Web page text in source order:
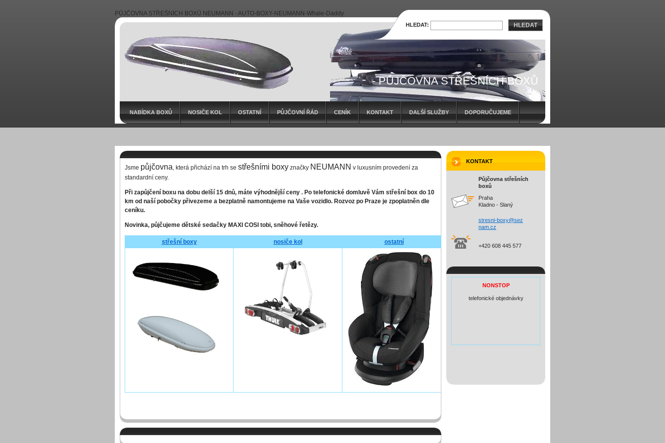
PŮJČOVNA STŘEŠNÍCH BOXŮ NEUMANN - AUTO-BOXY-NEUMANN-Whale-Daddy
- PŮJČOVNA STŘEŠNÍCH BOXŮ
- NEUMANN
NABÍDKA BOXŮ NOSIČE KOL OSTATNÍ PŮJČOVNÍ ŘÁD CENÍK KONTAKT DALŠÍ SLUŽBY DOPORUČUJEME
Jsme půjčovna, která přichází na trh se střešními boxy značky NEUMANN v luxusním provedení za
standardní ceny.
Při zapůjčení boxu na dobu delší 15 dnů, máte výhodnější ceny . Po telefonické domluvě Vám střešní box do 10
km od naší pobočky přivezeme a bezplatně namontujeme na Vaše vozidlo. Rozvoz po Praze je zpoplatněn dle
ceníku.
Novinka, půjčujeme dětské sedačky MAXI COSI tobi, sněhové řetězy.
střešní boxy nosiče kol ostatní
KONTAKT
Půjčovna střešních
boxů
Praha
Kladno - Slaný
stresni-boxy@sez
nam.cz
+420 608 445 577
NONSTOP
telefonické objednávky
HLEDAT: HLEDAT